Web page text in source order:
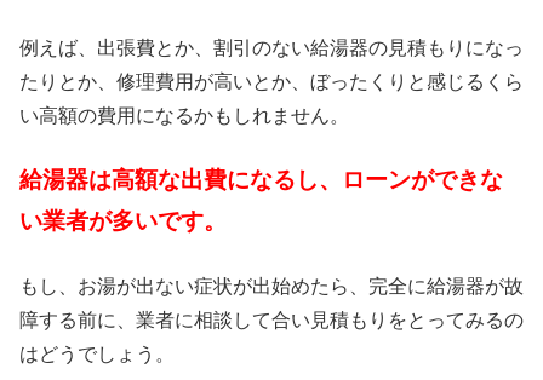
例えば、出張費とか、割引のない給湯器の見積もりになっ
たりとか、修理費用が高いとか、ぼったくりと感じるくら
い高額の費用になるかもしれません。
給湯器は高額な出費になるし、ローンができな
い業者が多いです。
もし、お湯が出ない症状が出始めたら、完全に給湯器が故
障する前に、業者に相談して合い見積もりをとってみるの
はどうでしょう。